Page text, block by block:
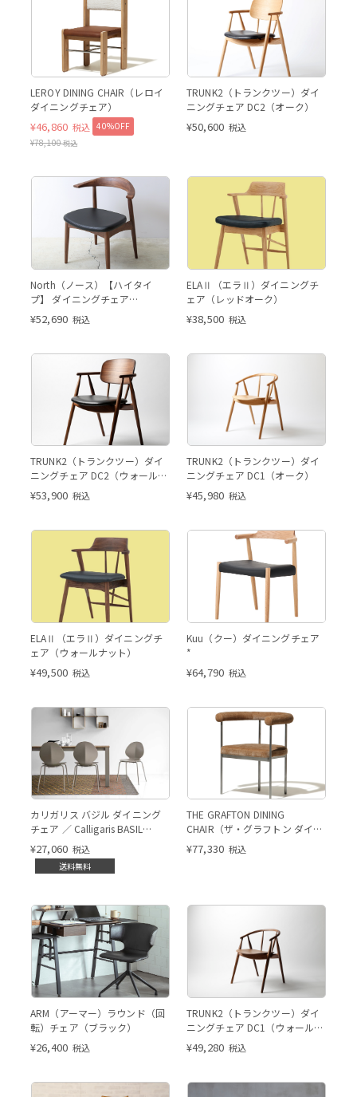
LEROY DINING CHAIR（レロイ
ダイニングチェア）
¥46,860 税込 40%OFF
¥78,100税込
TRUNK2（トランクツー）ダイ
ニングチェア DC2（オーク）
¥50,600 税込
North（ノース）【ハイタイ
プ】 ダイニングチェア
AC02（ウォールナット）
¥52,690 税込
ELAⅡ（エラⅡ）ダイニングチ
ェア（レッドオーク）
¥38,500 税込
TRUNK2（トランクツー）ダイ
ニングチェア DC2（ウォールナ
ット）
¥53,900 税込
TRUNK2（トランクツー）ダイ
ニングチェア DC1（オーク）
¥45,980 税込
ELAⅡ（エラⅡ）ダイニングチ
ェア（ウォールナット）
¥49,500 税込
Kuu（クー）ダイニングチェア
*
¥64,790 税込
カリガリス バジル ダイニング
チェア ／ Calligaris BASIL
Dining chair[CS1359] P900
¥27,060 税込
送料無料
THE GRAFTON DINING
CHAIR（ザ・グラフトン ダイニ
ングチェア／ファブリック）
¥77,330 税込
ARM（アーマー）ラウンド（回
転）チェア（ブラック）
¥26,400 税込
TRUNK2（トランクツー）ダイ
ニングチェア DC1（ウォールナ
ット）
¥49,280 税込